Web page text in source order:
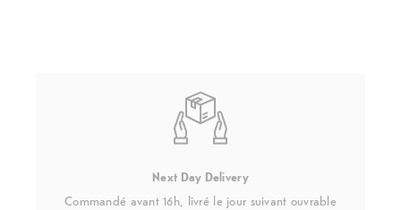
Next Day Delivery
Commandé avant 16h, livré le jour suivant ouvrable